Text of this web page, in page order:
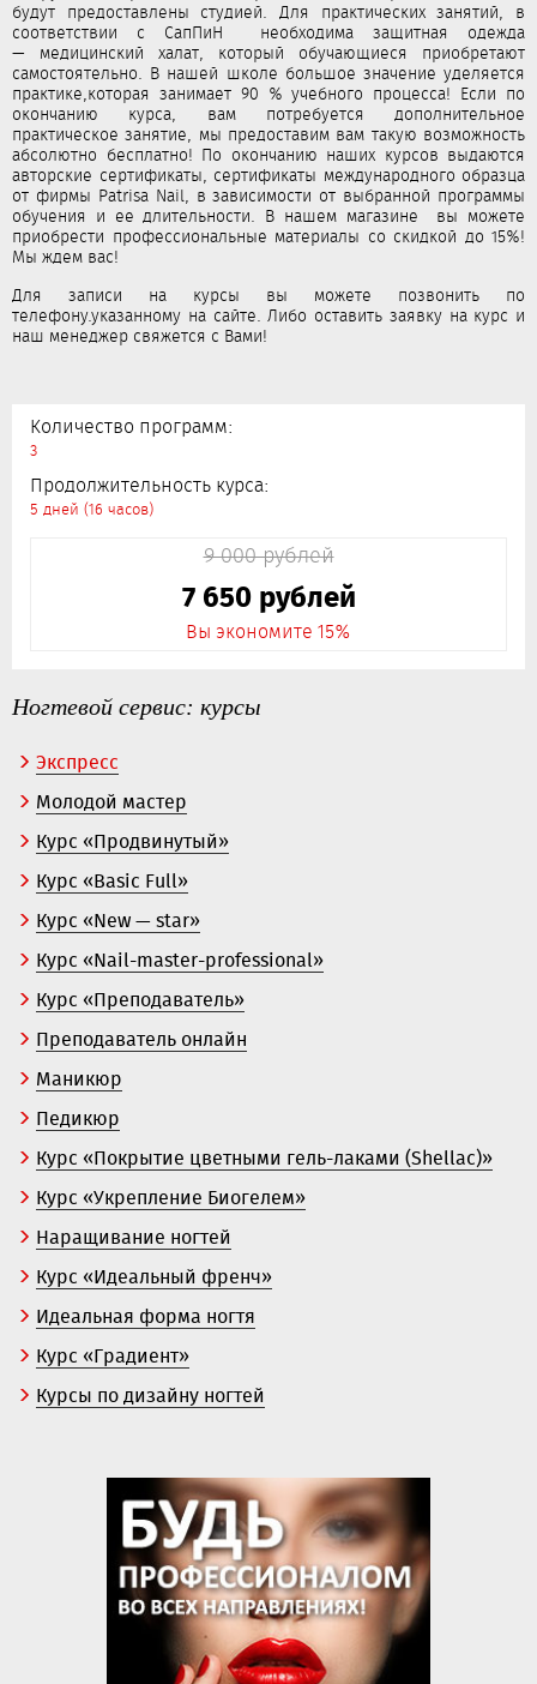
будут предоставлены студией. Для практических занятий, в
соответствии с СапПиН необходима защитная одежда
— медицинский халат, который обучающиеся приобретают
самостоятельно. В нашей школе большое значение уделяется
практике,которая занимает 90 % учебного процесса! Если по
окончанию курса, вам потребуется дополнительное
практическое занятие, мы предоставим вам такую возможность
абсолютно бесплатно! По окончанию наших курсов выдаются
авторские сертификаты, сертификаты международного образца
от фирмы Patrisa Nail, в зависимости от выбранной программы
обучения и ее длительности. В нашем магазине вы можете
приобрести профессиональные материалы со скидкой до 15%!
Мы ждем вас!
Для записи на курсы вы можете позвонить по
телефону.указанному на сайте. Либо оставить заявку на курс и
наш менеджер свяжется с Вами!
Количество программ:
3
Продолжительность курса:
5 дней (16 часов)
9 000 рублей
7 650 рублей
Вы экономите 15%
Ногтевой сервис: курсы
Экспресс
Молодой мастер
Курс «Продвинутый»
Курс «Basic Full»
Курс «New — star»
Курс «Nail-master-professional»
Курс «Преподаватель»
Преподаватель онлайн
Маникюр
Педикюр
Курс «Покрытие цветными гель-лаками (Shellac)»
Курс «Укрепление Биогелем»
Наращивание ногтей
Курс «Идеальный френч»
Идеальная форма ногтя
Курс «Градиент»
Курсы по дизайну ногтей